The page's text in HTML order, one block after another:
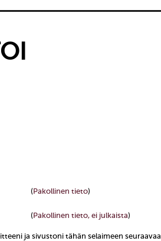
(Pakollinen tieto)
(Pakollinen tieto, ei julkaista)
ja sivustoni tähän selaimeen seuraavaa